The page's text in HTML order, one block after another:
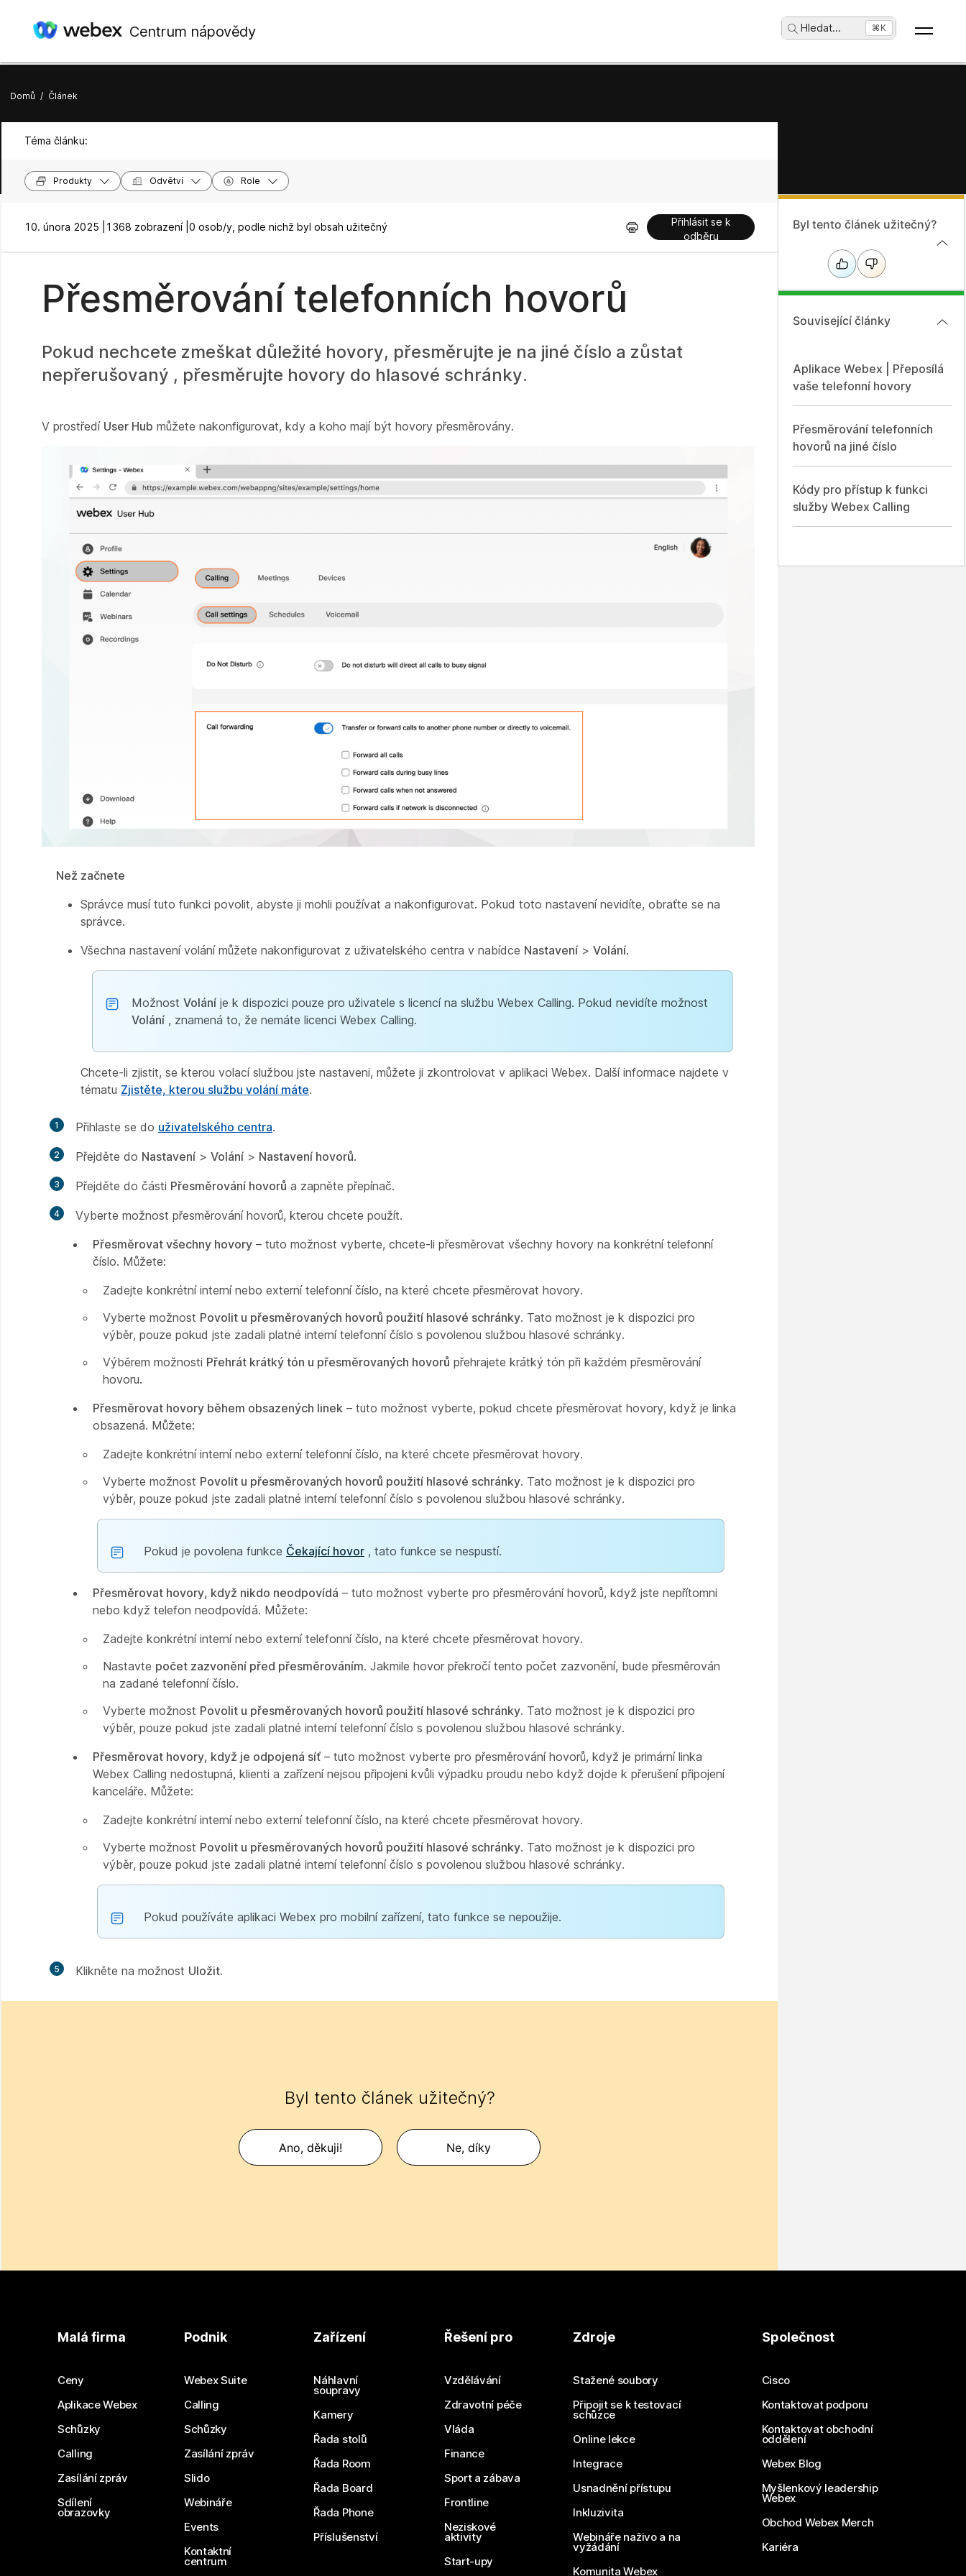
Centrum nápovědy Hledat... ⌘K
Domů / Článek
Téma článku:
Produkty Odvětví Role
10. února 2025 | 1368 zobrazení | 0 osob/y, podle nichž byl obsah užitečný
Přihlásit se k
odběru
Přesměrování telefonních hovorů
Pokud nechcete zmeškat důležité hovory, přesměrujte je na jiné číslo a zůstat
nepřerušovaný , přesměrujte hovory do hlasové schránky.
V prostředí User Hub můžete nakonfigurovat, kdy a koho mají být hovory přesměrovány.
Než začnete
Správce musí tuto funkci povolit, abyste ji mohli používat a nakonfigurovat. Pokud toto nastavení nevidíte, obraťte se na
správce.
Všechna nastavení volání můžete nakonfigurovat z uživatelského centra v nabídce Nastavení > Volání.
Možnost Volání je k dispozici pouze pro uživatele s licencí na službu Webex Calling. Pokud nevidíte možnost
Volání , znamená to, že nemáte licenci Webex Calling.
Chcete-li zjistit, se kterou volací službou jste nastaveni, můžete ji zkontrolovat v aplikaci Webex. Další informace najdete v
tématu Zjistěte, kterou službu volání máte.
1 Přihlaste se do uživatelského centra.
2 Přejděte do Nastavení > Volání > Nastavení hovorů.
3 Přejděte do části Přesměrování hovorů a zapněte přepínač.
4
Vyberte možnost přesměrování hovorů, kterou chcete použít.
Přesměrovat všechny hovory – tuto možnost vyberte, chcete-li přesměrovat všechny hovory na konkrétní telefonní
číslo. Můžete:
Zadejte konkrétní interní nebo externí telefonní číslo, na které chcete přesměrovat hovory.
Vyberte možnost Povolit u přesměrovaných hovorů použití hlasové schránky. Tato možnost je k dispozici pro
výběr, pouze pokud jste zadali platné interní telefonní číslo s povolenou službou hlasové schránky.
Výběrem možnosti Přehrát krátký tón u přesměrovaných hovorů přehrajete krátký tón při každém přesměrování
hovoru.
Přesměrovat hovory během obsazených linek – tuto možnost vyberte, pokud chcete přesměrovat hovory, když je linka
obsazená. Můžete:
Zadejte konkrétní interní nebo externí telefonní číslo, na které chcete přesměrovat hovory.
Vyberte možnost Povolit u přesměrovaných hovorů použití hlasové schránky. Tato možnost je k dispozici pro
výběr, pouze pokud jste zadali platné interní telefonní číslo s povolenou službou hlasové schránky.
Pokud je povolena funkce Čekající hovor , tato funkce se nespustí.
Přesměrovat hovory, když nikdo neodpovídá – tuto možnost vyberte pro přesměrování hovorů, když jste nepřítomni
nebo když telefon neodpovídá. Můžete:
Zadejte konkrétní interní nebo externí telefonní číslo, na které chcete přesměrovat hovory.
Nastavte počet zazvonění před přesměrováním. Jakmile hovor překročí tento počet zazvonění, bude přesměrován
na zadané telefonní číslo.
Vyberte možnost Povolit u přesměrovaných hovorů použití hlasové schránky. Tato možnost je k dispozici pro
výběr, pouze pokud jste zadali platné interní telefonní číslo s povolenou službou hlasové schránky.
Přesměrovat hovory, když je odpojená síť – tuto možnost vyberte pro přesměrování hovorů, když je primární linka
Webex Calling nedostupná, klienti a zařízení nejsou připojeni kvůli výpadku proudu nebo když dojde k přerušení připojení
kanceláře. Můžete:
Zadejte konkrétní interní nebo externí telefonní číslo, na které chcete přesměrovat hovory.
Vyberte možnost Povolit u přesměrovaných hovorů použití hlasové schránky. Tato možnost je k dispozici pro
výběr, pouze pokud jste zadali platné interní telefonní číslo s povolenou službou hlasové schránky.
Pokud používáte aplikaci Webex pro mobilní zařízení, tato funkce se nepoužije.
5 Klikněte na možnost Uložit.
Byl tento článek užitečný?
Ano, děkuji! Ne, díky
Byl tento článek užitečný?
Související články
Aplikace Webex | Přeposílá
vaše telefonní hovory
Přesměrování telefonních
hovorů na jiné číslo
Kódy pro přístup k funkci
služby Webex Calling
Malá firma
Ceny
Aplikace Webex
Schůzky
Calling
Zasílání zpráv
Sdílení
obrazovky
Podnik
Webex Suite
Calling
Schůzky
Zasílání zpráv
Slido
Webináře
Events
Kontaktní
centrum
Zařízení
Náhlavní
soupravy
Kamery
Řada stolů
Řada Room
Řada Board
Řada Phone
Příslušenství
Řešení pro
Vzdělávání
Zdravotní péče
Vláda
Finance
Sport a zábava
Frontline
Neziskové
aktivity
Start-upy
Zdroje
Stažené soubory
Připojit se k testovací
schůzce
Online lekce
Integrace
Usnadnění přístupu
Inkluzivita
Webináře naživo a na
vyžádání
Komunita Webex
Společnost
Cisco
Kontaktovat podporu
Kontaktovat obchodní
oddělení
Webex Blog
Myšlenkový leadership
Webex
Obchod Webex Merch
Kariéra